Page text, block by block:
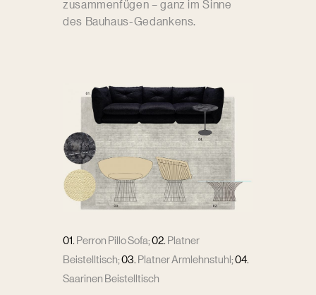
zusammenfügen – ganz im Sinne
des Bauhaus-Gedankens.
01. Perron Pillo Sofa;02. Platner
Beistelltisch;03. Platner Armlehnstuhl;04.
Saarinen Beistelltisch